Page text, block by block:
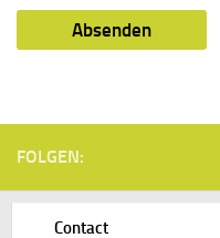
FOLGEN:
Contact